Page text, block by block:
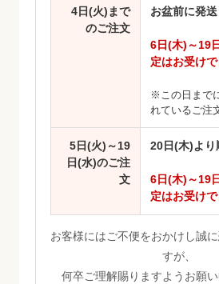
4日(火)まで
のご注文
お盆前に発
6日(木)～19
定はお受けで
※この日まで
れているご注
5日(火)～19
日(水)のご注
文
20日(木)より
6日(木)～19
定はお受けで
お客様にはご不便をおかけし誠
すが、
何卒ご理解賜りますようお願い